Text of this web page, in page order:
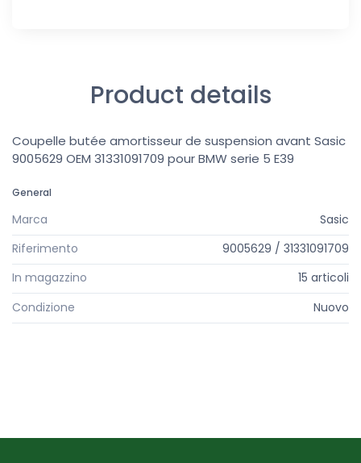
Product details
Coupelle butée amortisseur de suspension avant Sasic
9005629 OEM 31331091709 pour BMW serie 5 E39
General
Marca
Sasic
Riferimento
9005629 / 31331091709
In magazzino
15 articoli
Condizione
Nuovo